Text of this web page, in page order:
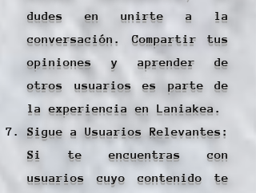
dudes en unirte a la
conversación. Compartir tus
opiniones y aprender de
otros usuarios es parte de
la experiencia en Laniakea.
Sigue a Usuarios Relevantes:
Si te encuentras con
usuarios cuyo contenido te